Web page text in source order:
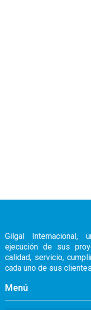
Gilgal
ejecución de sus
calidad, servicio,
cada uno de sus
Menú